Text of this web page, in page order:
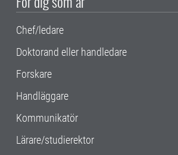
Chef/ledare
Doktorand eller handledare
Forskare
Handläggare
Kommunikatör
Lärare/studierektor